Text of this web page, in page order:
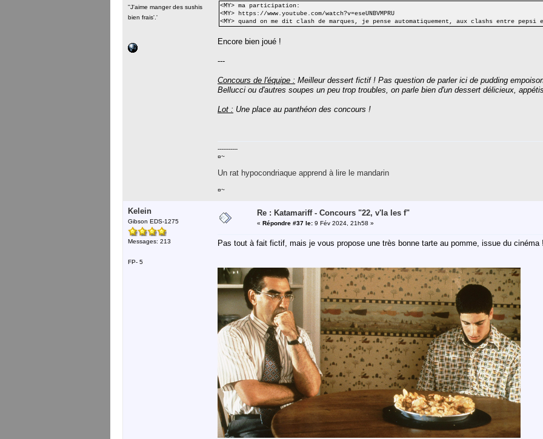
''J'aime manger des sushis
bien frais'.'
<MY> ma participation:
<MY> https://www.youtube.com/watch?v=eseUNBVMPRU
<MY> quand on me dit clash de marques, je pense automatiquement, aux clashs entre
Encore bien joué !
---
Concours de l'équipe : Meilleur dessert fictif ! Pas question de parler ici de pudding
Bellucci ou d'autres soupes un peu trop troubles, on parle bien d'un dessert délicieux,
Lot : Une place au panthéon des concours !
-----------
¤~
Un rat hypocondriaque apprend à lire le mandarin
¤~
Kelein
Gibson EDS-1275
Messages: 213
FP- 5
Re : Katamariff - Concours "22, v'la les f"
« Répondre #37 le: 9 Fév 2024, 21h58 »
Pas tout à fait fictif, mais je vous propose une très bonne tarte au pomme, issue du cinéma !